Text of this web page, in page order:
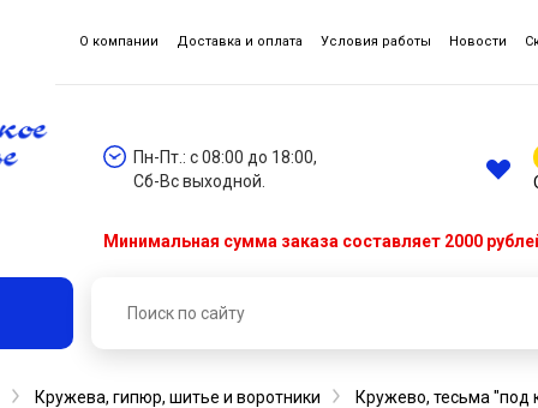
О компании Доставка и оплата Условия работы Новости
Пн-Пт.: с 08:00 до 18:00,
Сб-Вс выходной.
Минимальная сумма заказа составляет 2000
Кружева, гипюр, шитье и воротники Кружево, тесьма "под